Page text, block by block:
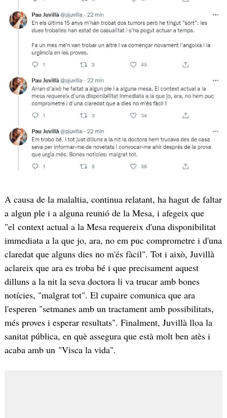
A causa de la malaltia, continua relatant, ha hagut de faltar
a algun ple i a alguna reunió de la Mesa, i afegeix que
"el context actual a la Mesa requereix d'una disponibilitat
immediata a la que jo, ara, no em puc comprometre i d'una
claredat que alguns dies no m'és fàcil". Tot i això, Juvillà
aclareix que ara es troba bé i que precisament aquest
dilluns a la nit la seva doctora li va trucar amb bones
notícies, "malgrat tot". El cupaire comunica que ara
l'esperen "setmanes amb un tractament amb possibilitats,
més proves i esperar resultats". Finalment, Juvillà lloa la
sanitat pública, en què assegura que està molt ben atès i
acaba amb un "Visca la vida".